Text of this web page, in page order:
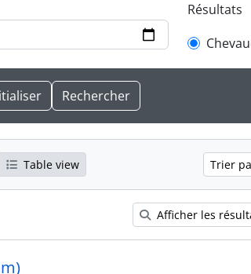
Résultats
Table view Trier
Afficher les